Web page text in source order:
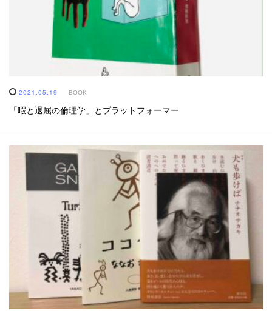
2021.05.19 BOOK
「暇と退屈の倫理学」とプラットフォーマー